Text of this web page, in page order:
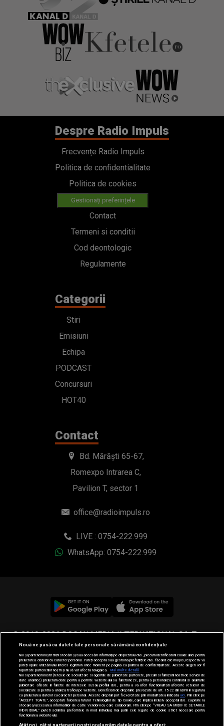
Despre Radio Impuls
Frecvențe Radio Impuls
Politica de confidentialitate
Politica de cookies
Gestionați preferințele
Contact
Termeni si conditii
Cod deontologic
Regulamente
Categorii
Stiri
Emisiuni
Echipa
PODCAST
Concursuri
HOT40
Contact
Bd. Mărăști 65-67,
Romexpo Intrarea C,
Pavilion T, sector 1
office@radioimpuls.ro
LIVE : 0754-222.999
WhatsApp: 0754-222.999
© 2019-2026 DOGAN MEDIA INTERNATIONAL SA, Toate
drepturile rezervate.
Nouă ne pasă ca datele tale personale să rămână confidențiale
Noi și partenerii noștri589stocăm și/sau accesăm informații pe dispozitivul dvs., precum identificatorii cookie unici pentru
prelucrarea datelor cu caracter personal. Puteți accepta sau gestiona preferințele dvs. făcând clic mai jos, respectiv vă
puteți opune utilizării unui interes legitim în orice moment pe pagina cu politica de confidențialitate. Aceste alegeri vor fi
raportate partenerilor noștri și nu vă vor afecta navigarea.
Mai multe detalii
Noi si partenerii nostri (retelele de socializare si agentiile de publicitate partenere, precum si furnizorii nostri de servicii de
date analitice) prelucram date pentru a permite website-ului sa functioneze, pentru a personaliza continutul si anunturile
publicitare afisate in functie de interesele si/sau profilul dvs., pentru a va oferi functionalitati aferente retelelor de
socializare si pentru a analiza traficul pe website. Beneficiati de drepturile prevazute de art. 15-22 din GDPR in legatura
cu prelucrarea datelor cu caracter personal. Aceste drepturi pot fi exercitate prin modalitatea indicataaici . Prin click pe
“ACCEPT TOATE”, acceptati folosirea tuturor Tehnologiilor de tip Cookie, care implica inclusiv acceptul dvs. cu privire la
stocarea/accesarea informatiilor de catre Vendor-ii cu care colaboram. Prin click pe “VREAU SA MODIFIC SETARILE
INDIVIDUAL” puteti schimba preferintele in mod individual, mai putin cele legate de cookie strict necesare pentru
functionarea website-ului.
Atât noi, cât și partenerii noștri prelucrăm datele pentru a oferi: